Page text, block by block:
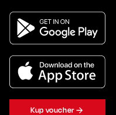
Kup voucher